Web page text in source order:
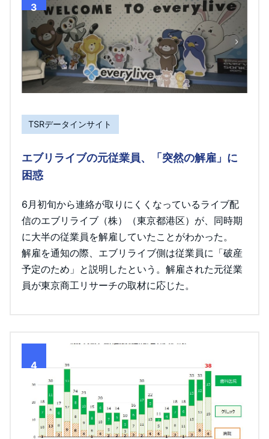
3
TSRデータインサイト
エブリライブの元従業員、「突然の解雇」に
困惑
6月初旬から連絡が取りにくくなっているライブ配
信のエブリライブ（株）（東京都港区）が、同時期
に大半の従業員を解雇していたことがわかった。
解雇を通知の際、エブリライブ側は従業員に「破産
予定のため」と説明したという。解雇された元従業
員が東京商工リサーチの取材に応じた。
4